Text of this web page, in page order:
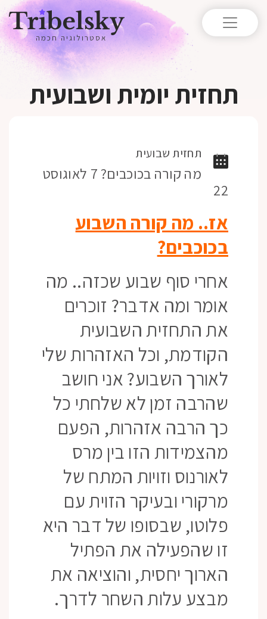
אסטרולוגיה חכמה
תחזית יומית ושבועית
תחזית שבועית
מה קורה בכוכבים? 7 לאוגוסט
22
אז.. מה קורה השבוע
בכוכבים?
אחרי סוף שבוע שכזה.. מה
אומר ומה אדבר? זוכרים
את התחזית השבועית
הקודמת, וכל האזהרות שלי
לאורך השבוע? אני חושב
שהרבה זמן לא שלחתי כל
כך הרבה אזהרות, הפעם
מהצמידות הזו בין מרס
לאורנוס וזויות המתח של
מרקורי ובעיקר הזוית עם
פלוטו, שבסופו של דבר היא
זו שהפעילה את הפתיל
הארוך יחסית, והוציאה את
מבצע עלות השחר לדרך.